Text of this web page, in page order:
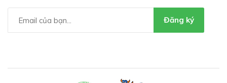
Đăng ký